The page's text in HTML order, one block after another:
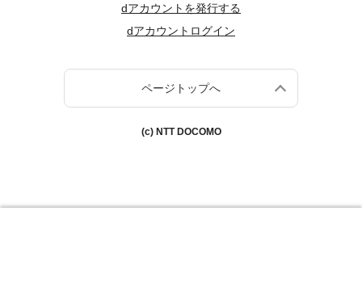
dアカウントを発行する
dアカウントログイン
ページトップへ
(c) NTT DOCOMO